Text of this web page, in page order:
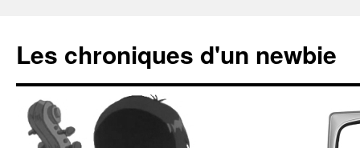
Les chroniques d'un newbie